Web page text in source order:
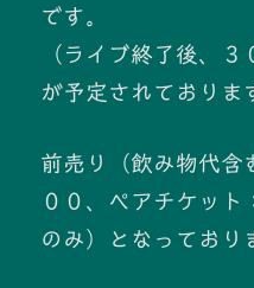
です。
（ライブ終了後、
が予定されておりま
前売り（飲み物代含
００、ペアチケット
のみ）となっており